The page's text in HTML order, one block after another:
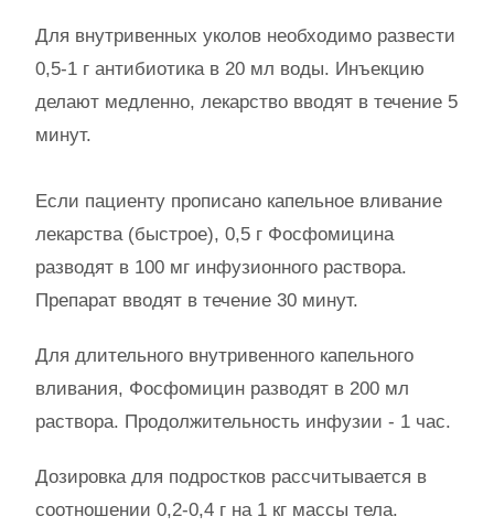
Для внутривенных уколов необходимо развести
0,5-1 г антибиотика в 20 мл воды. Инъекцию
делают медленно, лекарство вводят в течение 5
минут.
Если пациенту прописано капельное вливание
лекарства (быстрое), 0,5 г Фосфомицина
разводят в 100 мг инфузионного раствора.
Препарат вводят в течение 30 минут.
Для длительного внутривенного капельного
вливания, Фосфомицин разводят в 200 мл
раствора. Продолжительность инфузии - 1 час.
Дозировка для подростков рассчитывается в
соотношении 0,2-0,4 г на 1 кг массы тела.